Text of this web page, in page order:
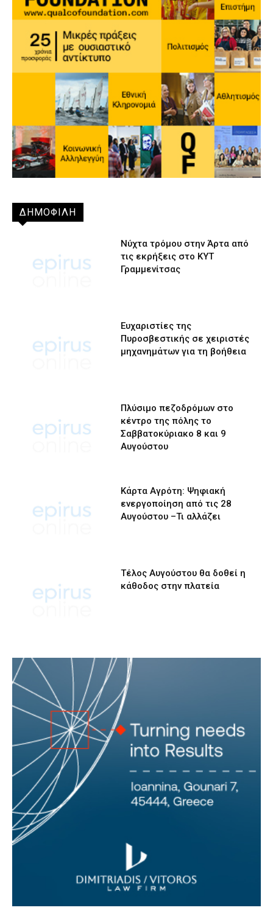
ΔΗΜΟΦΙΛΗ
Νύχτα τρόμου στην Άρτα από
τις εκρήξεις στο ΚΥΤ
Γραμμενίτσας
Ευχαριστίες της
Πυροσβεστικής σε χειριστές
μηχανημάτων για τη βοήθεια
Πλύσιμο πεζοδρόμων στο
κέντρο της πόλης το
Σαββατοκύριακο 8 και 9
Αυγούστου
Κάρτα Αγρότη: Ψηφιακή
ενεργοποίηση από τις 28
Αυγούστου –Τι αλλάζει
Τέλος Αυγούστου θα δοθεί η
κάθοδος στην πλατεία